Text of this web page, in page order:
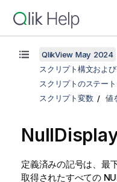
QlikView May 2024
スクリプト構文およ
スクリプトのステー
スクリプト変数
値
定義済みの記号は、最
取得されたすべての